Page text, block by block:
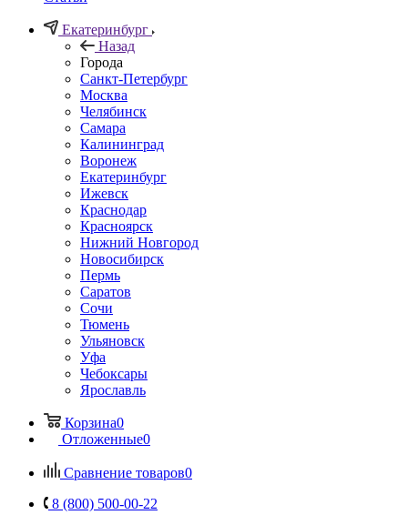
Екатеринбург
Назад
Города
Санкт-Петербург
Москва
Челябинск
Самара
Калининград
Воронеж
Екатеринбург
Ижевск
Краснодар
Красноярск
Нижний Новгород
Новосибирск
Пермь
Саратов
Сочи
Тюмень
Ульяновск
Уфа
Чебоксары
Ярославль
Корзина0
Отложенные0
Сравнение товаров0
8 (800) 500-00-22